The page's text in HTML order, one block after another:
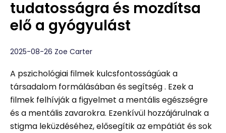
tudatosságra és mozdítsa
elő a gyógyulást
2025-08-26 Zoe Carter
A pszichológiai filmek kulcsfontosságúak a
társadalom formálásában és segítség . Ezek a
filmek felhívják a figyelmet a mentális egészségre
és a mentális zavarokra. Ezenkívül hozzájárulnak a
stigma leküzdéséhez, elősegítik az empátiát és sok